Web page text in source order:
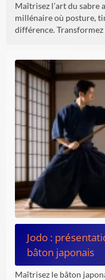
Maîtrisez l’art du sabre
millénaire où posture,
différence.
Jodo :
bâton japonais
Maîtrisez le bâton